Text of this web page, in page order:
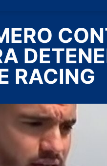
RACING